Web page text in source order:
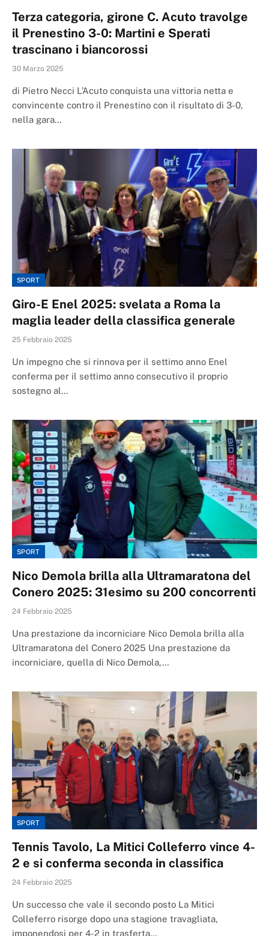
Terza categoria, girone C. Acuto travolge
il Prenestino 3-0: Martini e Sperati
trascinano i biancorossi
30 Marzo 2025
di Pietro Necci L’Acuto conquista una vittoria netta e
convincente contro il Prenestino con il risultato di 3-0,
nella gara…
SPORT
Giro-E Enel 2025: svelata a Roma la
maglia leader della classifica generale
25 Febbraio 2025
Un impegno che si rinnova per il settimo anno Enel
conferma per il settimo anno consecutivo il proprio
sostegno al…
SPORT
Nico Demola brilla alla Ultramaratona del
Conero 2025: 31esimo su 200 concorrenti
24 Febbraio 2025
Una prestazione da incorniciare Nico Demola brilla alla
Ultramaratona del Conero 2025 Una prestazione da
incorniciare, quella di Nico Demola,…
SPORT
Tennis Tavolo, La Mitici Colleferro vince 4-
2 e si conferma seconda in classifica
24 Febbraio 2025
Un successo che vale il secondo posto La Mitici
Colleferro risorge dopo una stagione travagliata,
imponendosi per 4-2 in trasferta…